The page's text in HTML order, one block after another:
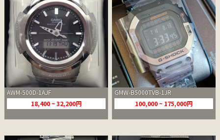
AWM-500D-1AJF
18,400 ~ 32,200円
GMW-B5000TVB-1JR
100,000 ~ 175,000円